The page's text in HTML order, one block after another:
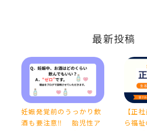
最新投稿
妊娠発覚前のうっかり飲
酒も要注意‼ 胎児性ア
【正
ら福